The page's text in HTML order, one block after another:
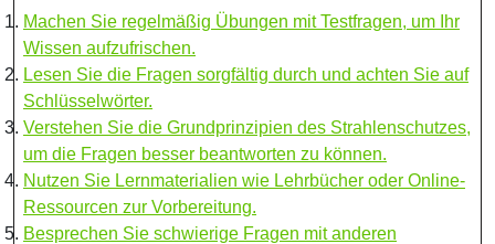
Machen Sie regelmäßig Übungen mit Testfragen, um Ihr
Wissen aufzufrischen.
Lesen Sie die Fragen sorgfältig durch und achten Sie auf
Schlüsselwörter.
Verstehen Sie die Grundprinzipien des Strahlenschutzes,
um die Fragen besser beantworten zu können.
Nutzen Sie Lernmaterialien wie Lehrbücher oder Online-
Ressourcen zur Vorbereitung.
Besprechen Sie schwierige Fragen mit anderen